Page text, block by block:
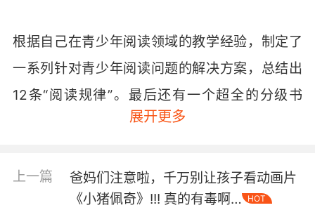
根据自己在青少年阅读领域的教学经验，制定了
一系列针对青少年阅读问题的解决方案，总结出
12条“阅读规律”。最后还有一个超全的分级书
单，从小学到高中，建议妈妈们千万不要错过。
孩子对读书没兴趣，或只对某类书感兴趣。如何
展开更多
上一篇
爸妈们注意啦，千万别让孩子看动画片
《小猪佩奇》!!! 真的有毒啊…
HOT